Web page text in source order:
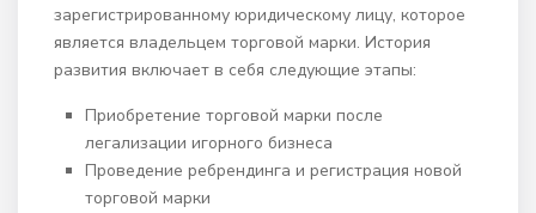
зарегистрированному юридическому лицу, которое
является владельцем торговой марки. История
развития включает в себя следующие этапы:
Приобретение торговой марки после
легализации игорного бизнеса
Проведение ребрендинга и регистрация новой
торговой марки